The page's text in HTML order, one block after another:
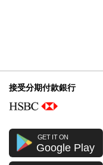
接受分期付款銀行
GET IT ON
Google Play